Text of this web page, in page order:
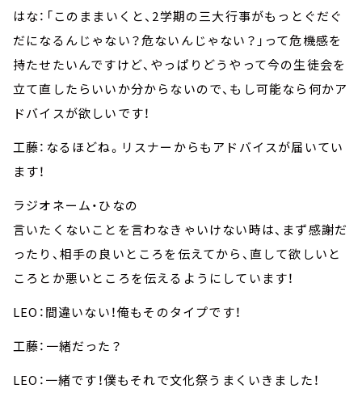
はな：「このままいくと、2学期の三大行事がもっとぐだぐ
だになるんじゃない？危ないんじゃない？」って危機感を
持たせたいんですけど、やっぱりどうやって今の生徒会を
立て直したらいいか分からないので、もし可能なら何かア
ドバイスが欲しいです！
工藤：なるほどね。リスナーからもアドバイスが届いてい
ます！
ラジオネーム・ひなの
言いたくないことを言わなきゃいけない時は、まず感謝だ
ったり、相手の良いところを伝えてから、直して欲しいと
ころとか悪いところを伝えるようにしています！
LEO：間違いない！俺もそのタイプです！
工藤：一緒だった？
LEO：一緒です！僕もそれで文化祭うまくいきました！